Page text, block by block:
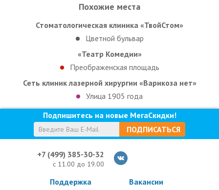
Похожие места
Стоматологическая клиника «ТвойСтом»
Цветной бульвар
«Театр Комедии»
Преображенская площадь
Сеть клиник лазерной хирургии «Варикоза нет»
Улица 1905 года
Подпишитесь на новые МегаСкидки!
ПОДПИСАТЬСЯ
+7 (499) 385-30-32
с 11.00 до 19.00
Поддержка Вакансии